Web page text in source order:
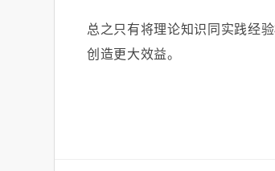
总之只有将理论知识同实践经
创造更大效益。